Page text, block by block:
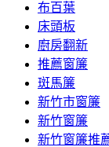
布百葉
床頭板
廚房翻新
推薦窗簾
斑馬簾
新竹市窗簾
新竹窗簾
新竹窗簾推